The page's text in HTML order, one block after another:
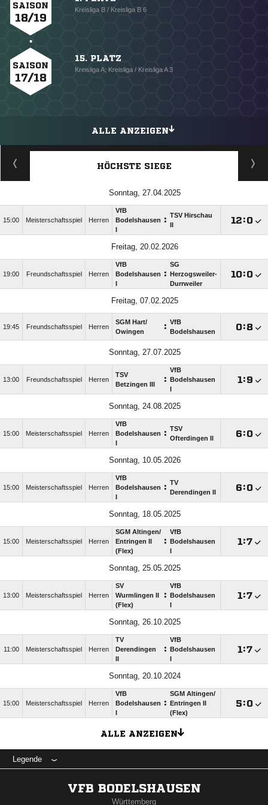
SAISON
18/19
Kreisliga B / Kreisliga B 6
SAISON
17/18
15. PLATZ
Kreisliga A; Kreisliga / Kreisliga A 3
ALLE ANZEIGEN
HÖCHSTE SIEGE
Sonntag, 27.04.2025
15:00 Meisterschaftsspiel Herren
VfB
Bodelshausen : TSV Hirschau
:
Freitag, 20.02.2026
19:00 Freundschaftsspiel Herren
VfB
Bodelshausen :
SG
Herzogsweiler-
Durrweiler
:
Freitag, 07.02.2025
19:45 Freundschaftsspiel Herren
SGM Hart/​
Owingen
: VfB
Bodelshausen
:
Sonntag, 27.07.2025
13:00 Freundschaftsspiel Herren
TSV
Betzingen III
:
VfB
Bodelshausen
:
Sonntag, 24.08.2025
15:00 Meisterschaftsspiel Herren
VfB
Bodelshausen : TSV
Ofterdingen II
:
Sonntag, 10.05.2026
15:00 Meisterschaftsspiel Herren
VfB
Bodelshausen : TV
Derendingen II
:
Sonntag, 18.05.2025
15:00 Meisterschaftsspiel Herren
SGM Altingen/​
Entringen II
(Flex)
:
VfB
Bodelshausen
:
Sonntag, 25.05.2025
13:00 Meisterschaftsspiel Herren
SV
Wurmlingen II
(Flex)
:
VfB
Bodelshausen
:
Sonntag, 26.10.2025
11:00 Meisterschaftsspiel Herren
TV
Derendingen
:
VfB
Bodelshausen
:
Sonntag, 20.10.2024
15:00 Meisterschaftsspiel Herren
VfB
Bodelshausen :
SGM Altingen/​
Entringen II
(Flex)
:
ALLE ANZEIGEN
Legende
VFB BODELSHAUSEN
Württemberg